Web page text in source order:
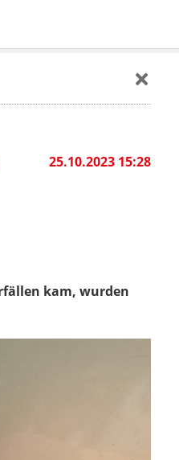
25.10.2023 15:28
kam, wurden